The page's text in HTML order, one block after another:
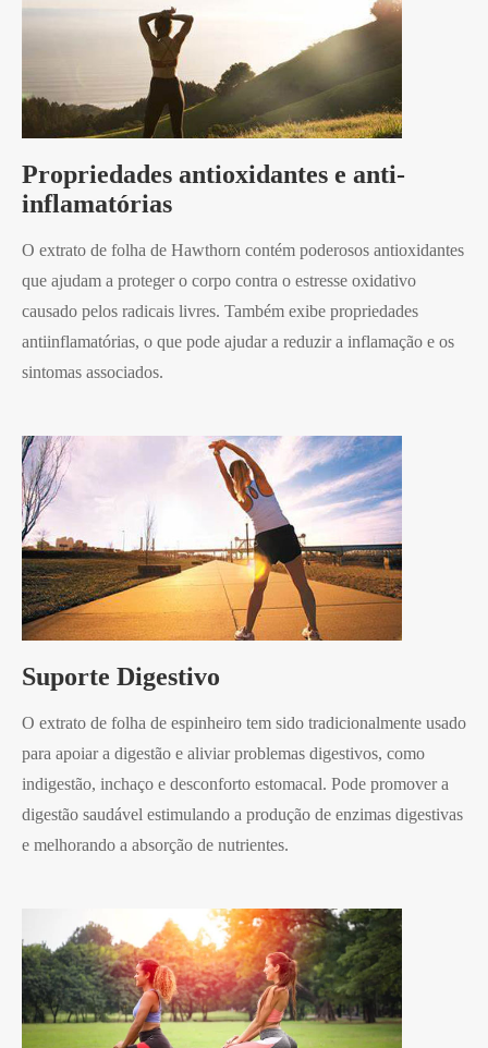
Propriedades antioxidantes e anti-
inflamatórias
O extrato de folha de Hawthorn contém poderosos antioxidantes
que ajudam a proteger o corpo contra o estresse oxidativo
causado pelos radicais livres. Também exibe propriedades
antiinflamatórias, o que pode ajudar a reduzir a inflamação e os
sintomas associados.
Suporte Digestivo
O extrato de folha de espinheiro tem sido tradicionalmente usado
para apoiar a digestão e aliviar problemas digestivos, como
indigestão, inchaço e desconforto estomacal. Pode promover a
digestão saudável estimulando a produção de enzimas digestivas
e melhorando a absorção de nutrientes.